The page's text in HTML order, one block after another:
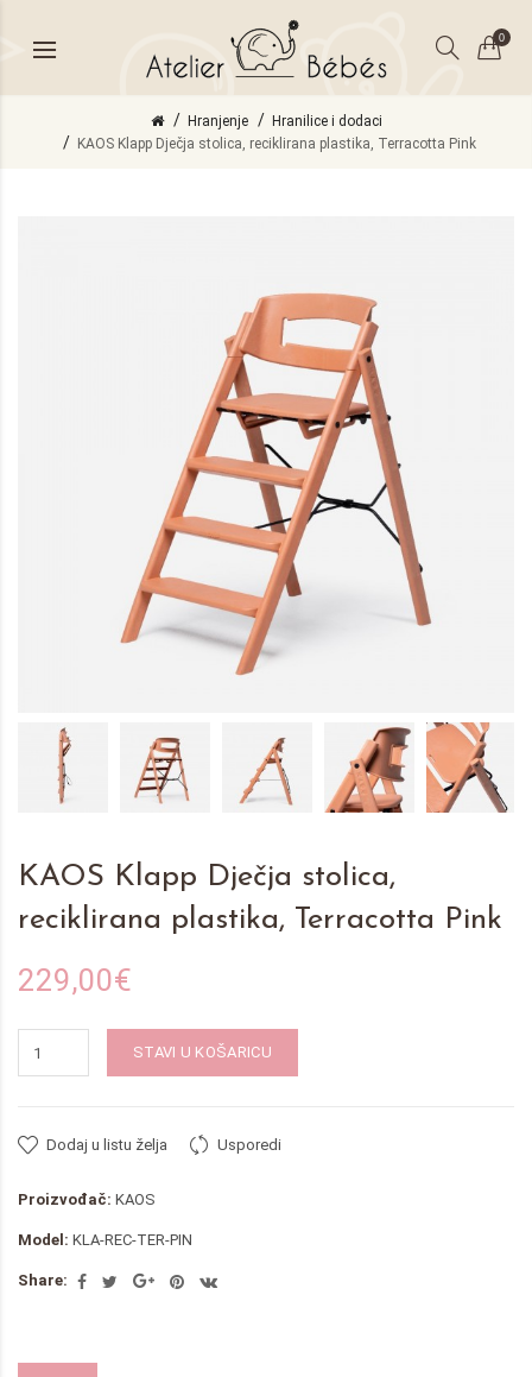
0
Hranjenje
Hranilice i dodaci
KAOS Klapp Dječja stolica, reciklirana plastika, Terracotta Pink
KAOS Klapp Dječja stolica,
reciklirana plastika, Terracotta Pink
229,00€
STAVI U KOŠARICU
Dodaj u listu želja Usporedi
Proizvođač: KAOS
Model: KLA-REC-TER-PIN
Share: